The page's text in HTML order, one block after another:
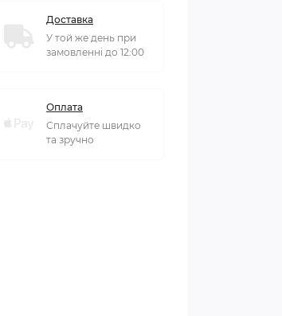
Доставка
У той же день при
замовленні до 12:00
Оплата
Сплачуйте швидко
та зручно